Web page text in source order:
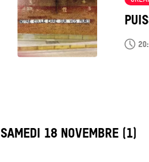
LABEL_DATE
SAMEDI 18 NOVEMBRE (1)